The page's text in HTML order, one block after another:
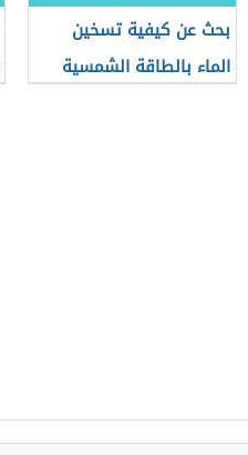
بحث عن كيفية تسخين
الماء بالطاقة الشمسية